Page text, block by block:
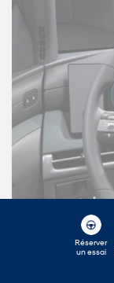
Réserver
un essai